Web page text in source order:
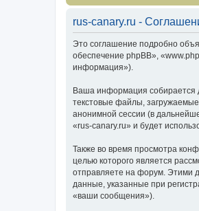
rus-canary.ru -
Это соглашение подробно
обеспечение phpBB»,
информация»).
Ваша информация собирается
текстовые файлы,
анонимной сессии (в
«rus-canary.ru» и будет
Также во время просмотра
целью которого является
отправляете на форум. Этими
данные, указанные при
«ваши сообщения»).